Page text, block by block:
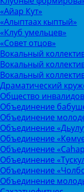
«Айар Кут»
«Алыптаах кыптый»
«Клуб умельцев»
«Совет отцов»
Вокальный
Вокальный
Вокальный
Драматический
Общество инвалидов
Объединение
Объединение
Объединение
Объединение
Объединение
Объединение
Объединение
Объединение